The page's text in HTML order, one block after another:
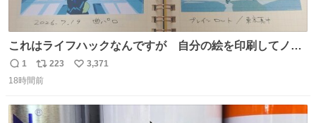
これはライフハックなんですが 自分の絵を印刷してノー
トに貼って日付とキャプションを一言添えると 結構健康に
いいです。
返
信
1
リ
ポ
ト
223
い
3,371
18時間前